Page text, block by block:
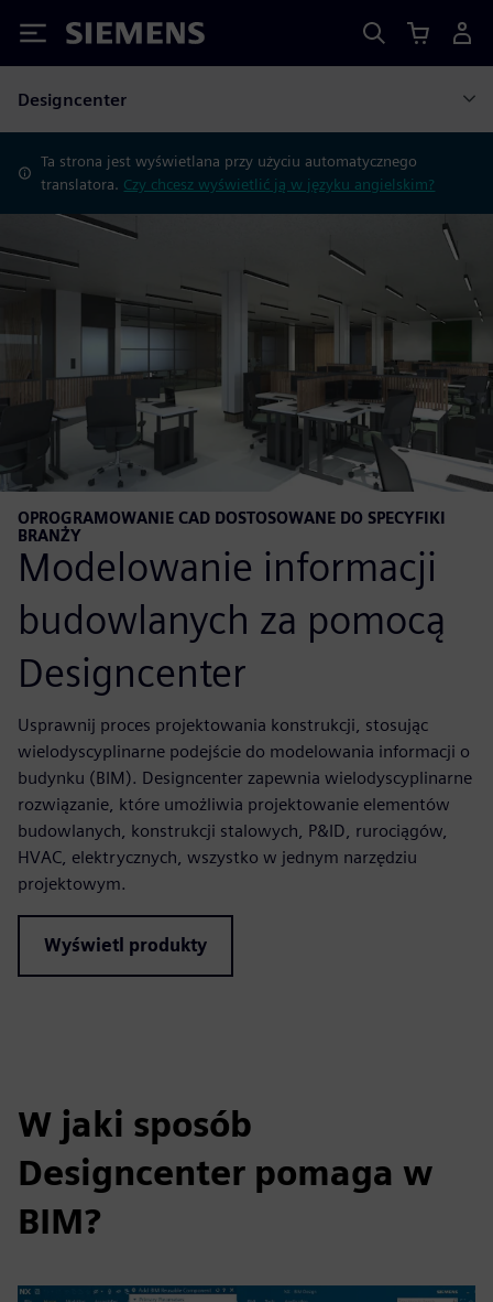
Siemens
Designcenter
Ta strona jest wyświetlana przy użyciu automatycznego
translatora. Czy chcesz wyświetlić ją w języku angielskim?
OPROGRAMOWANIE CAD DOSTOSOWANE DO SPECYFIKI
BRANŻY
Modelowanie informacji
budowlanych za pomocą
Designcenter
Usprawnij proces projektowania konstrukcji, stosując
wielodyscyplinarne podejście do modelowania informacji o
budynku (BIM). Designcenter zapewnia wielodyscyplinarne
rozwiązanie, które umożliwia projektowanie elementów
budowlanych, konstrukcji stalowych, P&ID, rurociągów,
HVAC, elektrycznych, wszystko w jednym narzędziu
projektowym.
Wyświetl produkty
W jaki sposób
Designcenter pomaga w
BIM?